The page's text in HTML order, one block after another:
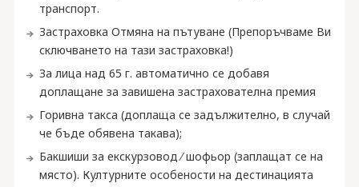
транспорт.
Застраховка Отмяна на пътуване (Препоръчваме Ви
сключването на тази застраховка!)
За лица над 65 г. автоматично се добавя
доплащане за завишена застрахователна премия
Горивна такса (доплаща се задължително, в случай
че бъде обявена такава);
Бакшиши за екскурзовод ∕ шофьор (заплащат се на
място). Културните особености на дестинацията